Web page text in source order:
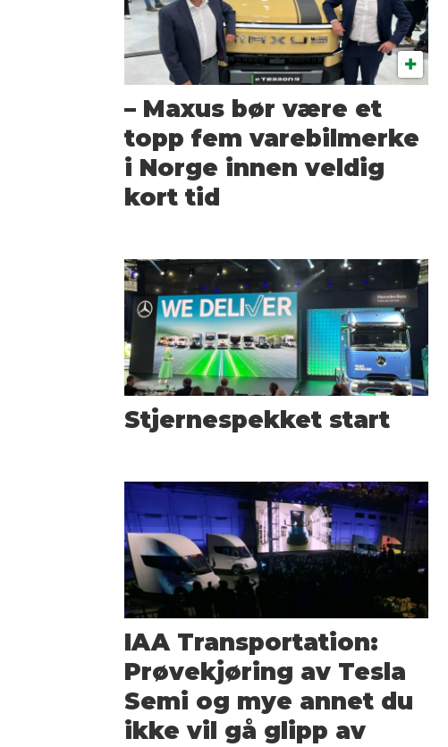
– Maxus bør være et
topp fem varebilmerke
i Norge innen veldig
kort tid
Stjernespekket start
IAA Transportation:
Prøvekjøring av Tesla
Semi og mye annet du
ikke vil gå glipp av